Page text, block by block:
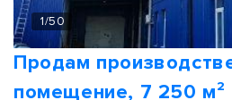
1/50
Продам
помещение, 7 250 м²